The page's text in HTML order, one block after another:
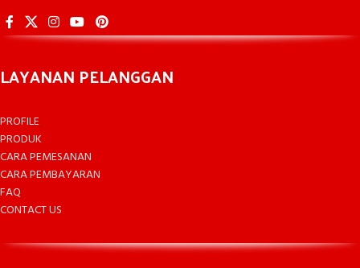
LAYANAN PELANGGAN
PROFILE
PRODUK
CARA PEMESANAN
CARA PEMBAYARAN
FAQ
CONTACT US